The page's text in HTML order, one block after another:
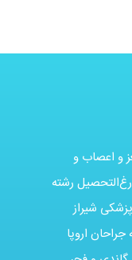
و اعصاب و
رشته
شیراز
اروپا